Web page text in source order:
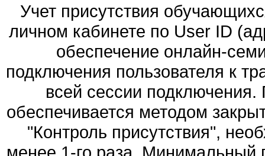
Учет присутствия
личном кабинете по User ID
обеспечение онлайн-
подключения пользователя к
всей сессии подключения.
обеспечивается методом
"Контроль присутствия",
менее 1-го раза. Минимальный